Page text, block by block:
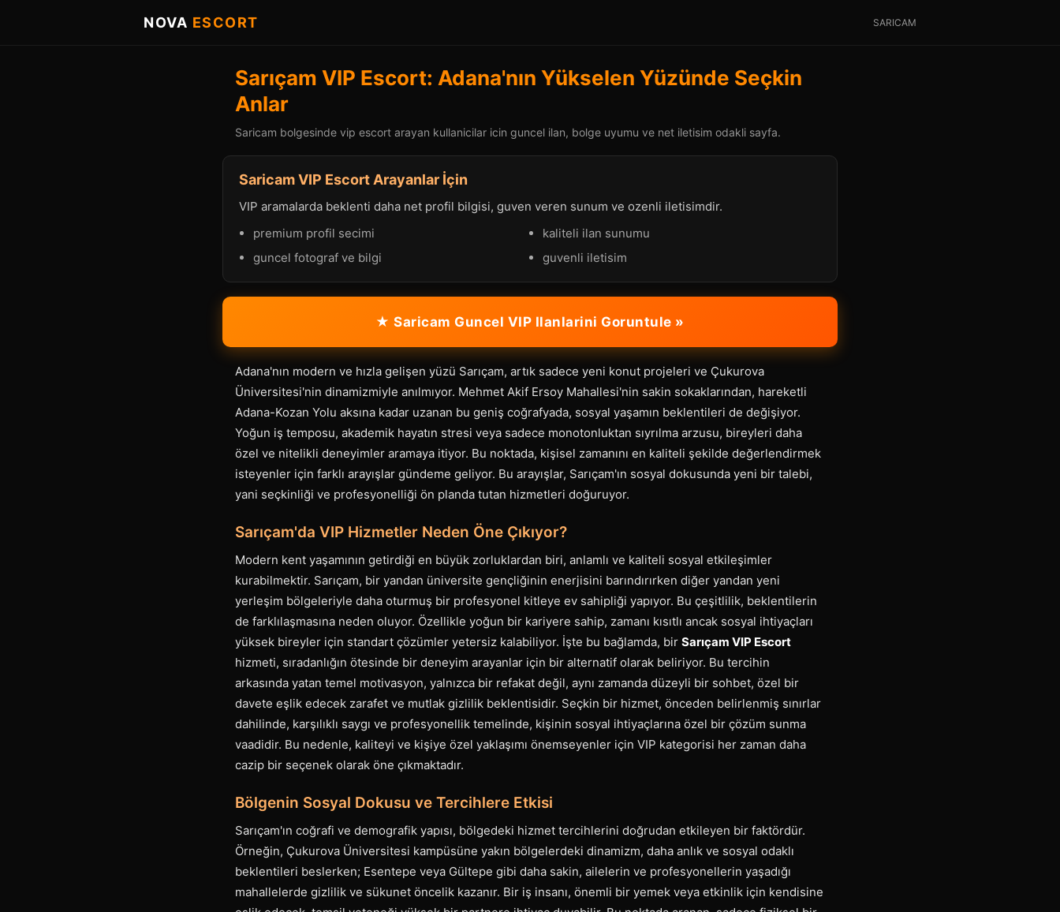
NOVA ESCORT SARICAM
Sarıçam VIP Escort: Adana'nın Yükselen Yüzünde Seçkin
Anlar
Saricam bolgesinde vip escort arayan kullanicilar icin guncel ilan, bolge uyumu ve net iletisim odakli sayfa.
Saricam VIP Escort Arayanlar İçin
VIP aramalarda beklenti daha net profil bilgisi, guven veren sunum ve ozenli iletisimdir.
premium profil secimi
kaliteli ilan sunumu
guncel fotograf ve bilgi
guvenli iletisim
★ Saricam Guncel VIP Ilanlarini Goruntule »
Adana'nın modern ve hızla gelişen yüzü Sarıçam, artık sadece yeni konut projeleri ve Çukurova
Üniversitesi'nin dinamizmiyle anılmıyor. Mehmet Akif Ersoy Mahallesi'nin sakin sokaklarından, hareketli
Adana-Kozan Yolu aksına kadar uzanan bu geniş coğrafyada, sosyal yaşamın beklentileri de değişiyor.
Yoğun iş temposu, akademik hayatın stresi veya sadece monotonluktan sıyrılma arzusu, bireyleri daha
özel ve nitelikli deneyimler aramaya itiyor. Bu noktada, kişisel zamanını en kaliteli şekilde değerlendirmek
isteyenler için farklı arayışlar gündeme geliyor. Bu arayışlar, Sarıçam'ın sosyal dokusunda yeni bir talebi,
yani seçkinliği ve profesyonelliği ön planda tutan hizmetleri doğuruyor.
Sarıçam'da VIP Hizmetler Neden Öne Çıkıyor?
Modern kent yaşamının getirdiği en büyük zorluklardan biri, anlamlı ve kaliteli sosyal etkileşimler
kurabilmektir. Sarıçam, bir yandan üniversite gençliğinin enerjisini barındırırken diğer yandan yeni
yerleşim bölgeleriyle daha oturmuş bir profesyonel kitleye ev sahipliği yapıyor. Bu çeşitlilik, beklentilerin
de farklılaşmasına neden oluyor. Özellikle yoğun bir kariyere sahip, zamanı kısıtlı ancak sosyal ihtiyaçları
yüksek bireyler için standart çözümler yetersiz kalabiliyor. İşte bu bağlamda, bir Sarıçam VIP Escort
hizmeti, sıradanlığın ötesinde bir deneyim arayanlar için bir alternatif olarak beliriyor. Bu tercihin
arkasında yatan temel motivasyon, yalnızca bir refakat değil, aynı zamanda düzeyli bir sohbet, özel bir
davete eşlik edecek zarafet ve mutlak gizlilik beklentisidir. Seçkin bir hizmet, önceden belirlenmiş sınırlar
dahilinde, karşılıklı saygı ve profesyonellik temelinde, kişinin sosyal ihtiyaçlarına özel bir çözüm sunma
vaadidir. Bu nedenle, kaliteyi ve kişiye özel yaklaşımı önemseyenler için VIP kategorisi her zaman daha
cazip bir seçenek olarak öne çıkmaktadır.
Bölgenin Sosyal Dokusu ve Tercihlere Etkisi
Sarıçam'ın coğrafi ve demografik yapısı, bölgedeki hizmet tercihlerini doğrudan etkileyen bir faktördür.
Örneğin, Çukurova Üniversitesi kampüsüne yakın bölgelerdeki dinamizm, daha anlık ve sosyal odaklı
beklentileri beslerken; Esentepe veya Gültepe gibi daha sakin, ailelerin ve profesyonellerin yaşadığı
mahallelerde gizlilik ve sükunet öncelik kazanır. Bir iş insanı, önemli bir yemek veya etkinlik için kendisine